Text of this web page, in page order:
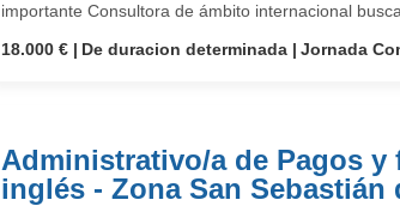
importante Consultora de ámbito internacional
18.000 €
De duracion determinada Jornada
Administrativo/a de Pagos y
inglés - Zona San Sebastián